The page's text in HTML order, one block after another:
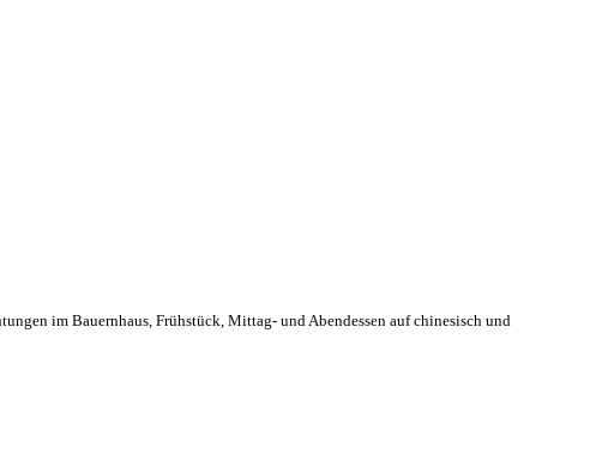
im Bauernhaus, Frühstück, Mittag- und Abendessen auf chinesisch und